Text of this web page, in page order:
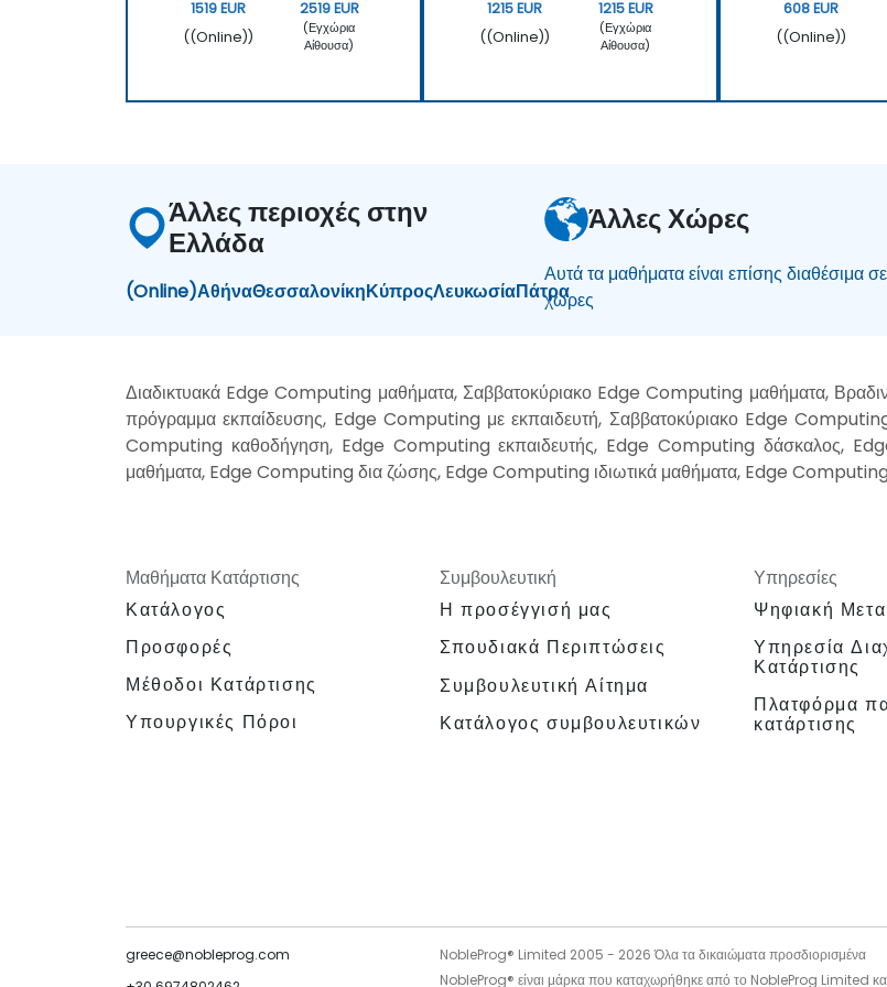
1519 EUR
((Online))
2519 EUR
(Εγχώρια
Αίθουσα)
1215 EUR
((Online))
1215 EUR
(Εγχώρια
Αίθουσα)
608 EUR
((Online))
Άλλες περιοχές στην
Ελλάδα
(Online)ΑθήναΘεσσαλονίκηΚύπροςΛευκωσίαΠάτρα
Άλλες Χώρες
Αυτά τα μαθήματα είναι επίσης διαθέσιμα
χώρες
Διαδικτυακά Edge Computing μαθήματα, Σαββατοκύριακο Edge Computing μαθήματα,
πρόγραμμα εκπαίδευσης, Edge Computing με εκπαιδευτή, Σαββατοκύριακο Edge
Computing καθοδήγηση, Edge Computing εκπαιδευτής, Edge Computing δάσκαλος,
μαθήματα, Edge Computing δια ζώσης, Edge Computing ιδιωτικά μαθήματα, Edge Computing
Μαθήματα Κατάρτισης
Κατάλογος
Προσφορές
Μέθοδοι Κατάρτισης
Υπουργικές Πόροι
Συμβουλευτική
Η προσέγγισή μας
Σπουδιακά Περιπτώσεις
Συμβουλευτική Αίτημα
Κατάλογος συμβουλευτικών
Υπηρεσίες
Ψηφιακή
Υπηρεσία
Κατάρτισης
Πλατφόρμα
κατάρτισης
greece@nobleprog.com
NobleProg® Limited 2005 - 2026Όλα τα δικαιώματα προσδιορισμένα
NobleProg® είναι μάρκα που καταχωρήθηκε από το NobleProg Limited